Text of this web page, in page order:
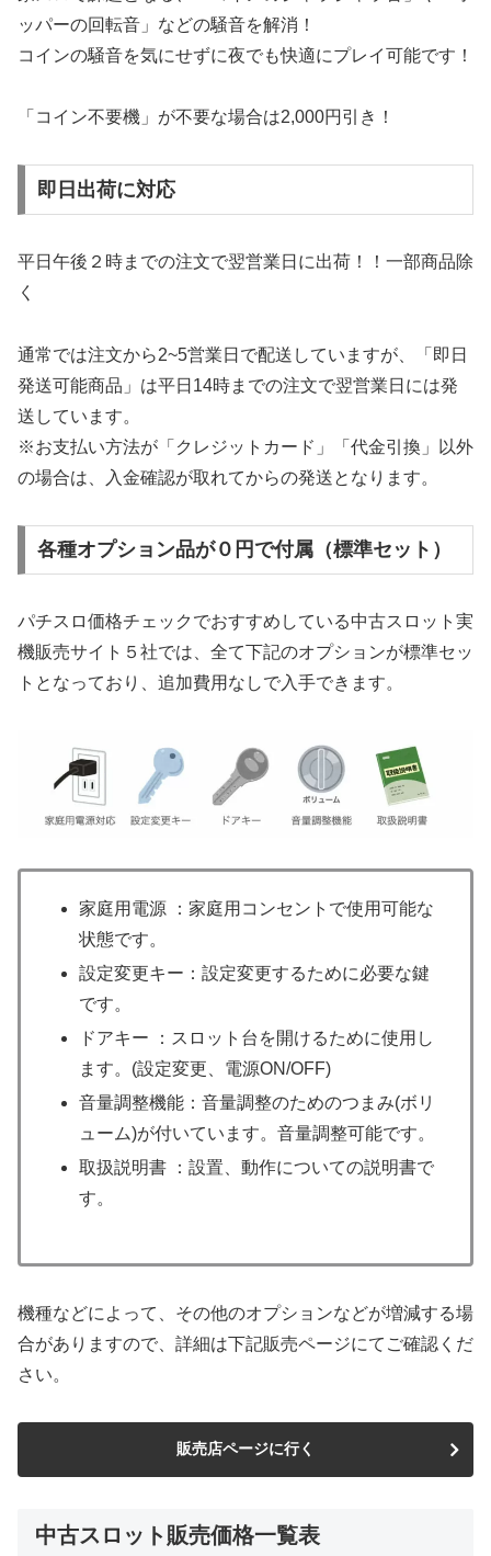
ッパーの回転音」などの騒音を解消！
コインの騒音を気にせずに夜でも快適にプレイ可能です！
「コイン不要機」が不要な場合は2,000円引き！
即日出荷に対応
平日午後２時までの注文で翌営業日に出荷！！一部商品除
く
通常では注文から2~5営業日で配送していますが、「即日
発送可能商品」は平日14時までの注文で翌営業日には発
送しています。
※お支払い方法が「クレジットカード」「代金引換」以外
の場合は、入金確認が取れてからの発送となります。
各種オプション品が０円で付属（標準セット）
パチスロ価格チェックでおすすめしている中古スロット実
機販売サイト５社では、全て下記のオプションが標準セッ
トとなっており、追加費用なしで入手できます。
家庭用電源 ：家庭用コンセントで使用可能な
状態です。
設定変更キー：設定変更するために必要な鍵
です。
ドアキー ：スロット台を開けるために使用し
ます。(設定変更、電源ON/OFF)
音量調整機能：音量調整のためのつまみ(ボリ
ューム)が付いています。音量調整可能です。
取扱説明書 ：設置、動作についての説明書で
す。
機種などによって、その他のオプションなどが増減する場
合がありますので、詳細は下記販売ページにてご確認くだ
さい。
販売店ページに行く
中古スロット販売価格一覧表